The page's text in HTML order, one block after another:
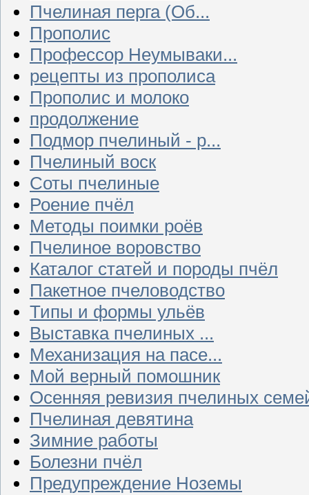
Пчелиная перга (Об...
Прополис
Профессор Неумываки...
рецепты из прополиса
Прополис и молоко
продолжение
Подмор пчелиный - р...
Пчелиный воск
Соты пчелиные
Роение пчёл
Методы поимки роёв
Пчелиное воровство
Каталог статей и породы пчёл
Пакетное пчеловодство
Типы и формы ульёв
Выставка пчелиных ...
Механизация на пасе...
Мой верный помошник
Осенняя ревизия пчелиных
Пчелиная девятина
Зимние работы
Болезни пчёл
Предупреждение Ноземы